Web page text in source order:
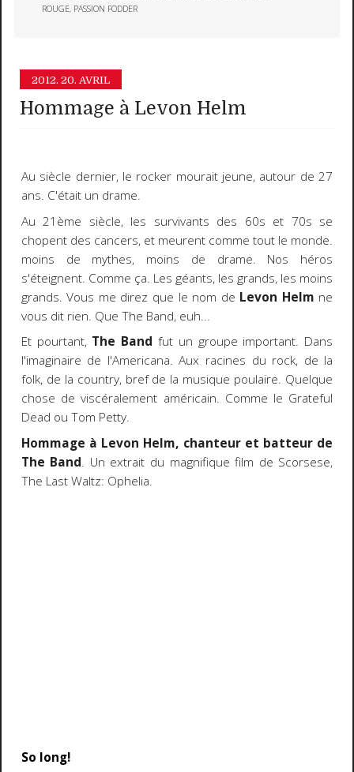
ROUGE, PASSION FODDER
2012. 20. AVRIL
Hommage à Levon Helm
Au siècle dernier, le rocker mourait jeune, autour de 27
ans. C'était un drame.
Au 21ème siècle, les survivants des 60s et 70s se
chopent des cancers, et meurent comme tout le monde.
moins de mythes, moins de drame. Nos héros
s'éteignent. Comme ça. Les géants, les grands, les moins
grands. Vous me direz que le nom de Levon Helm ne
vous dit rien. Que The Band, euh...
Et pourtant, The Band fut un groupe important. Dans
l'imaginaire de l'Americana. Aux racines du rock, de la
folk, de la country, bref de la musique poulaire. Quelque
chose de viscéralement américain. Comme le Grateful
Dead ou Tom Petty.
Hommage à Levon Helm, chanteur et batteur de
The Band. Un extrait du magnifique film de Scorsese,
The Last Waltz: Ophelia.
So long!